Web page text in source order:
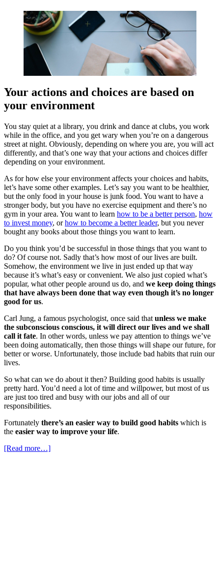
Your actions and choices are based on
your environment
You stay quiet at a library, you drink and dance at clubs, you work
while in the office, and you get wary when you’re on a dangerous
street at night. Obviously, depending on where you are, you will act
differently, and that’s one way that your actions and choices differ
depending on your environment.
As for how else your environment affects your choices and habits,
let’s have some other examples. Let’s say you want to be healthier,
but the only food in your house is junk food. You want to have a
stronger body, but you have no exercise equipment and there’s no
gym in your area. You want to learn how to be a better person, how
to invest money, orhow to become a better leader, but you never
bought any books about those things you want to learn.
Do you think you’d be successful in those things that you want to
do? Of course not. Sadly that’s how most of our lives are built.
Somehow, the environment we live in just ended up that way
because it’s what’s easy or convenient. We also just copied what’s
popular, what other people around us do, and we keep doing things
that have always been done that way even though it’s no longer
good for us.
Carl Jung, a famous psychologist, once said that unless we make
the subconscious conscious, it will direct our lives and we shall
call it fate. In other words, unless we pay attention to things we’ve
been doing automatically, then those things will shape our future, for
better or worse. Unfortunately, those include bad habits that ruin our
lives.
So what can we do about it then? Building good habits is usually
pretty hard. You’d need a lot of time and willpower, but most of us
are just too tired and busy with our jobs and all of our
responsibilities.
Fortunately there’s an easier way to build good habits which is
the easier way to improve your life.
[Read more…]